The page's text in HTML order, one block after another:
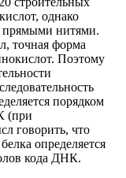
однако
прямыми нитями.
точная форма
Поэтому
порядком
(при
говорить, что
определяется
кода ДНК.